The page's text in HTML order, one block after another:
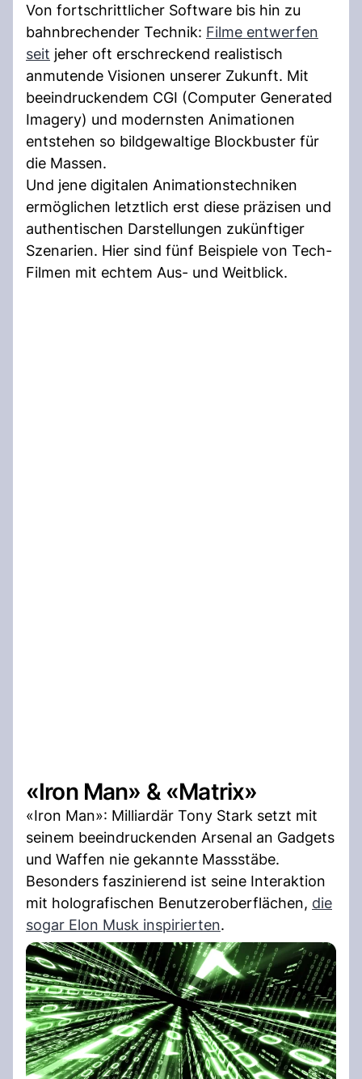
Von fortschrittlicher Software bis hin zu
bahnbrechender Technik: Filme entwerfen
seit jeher oft erschreckend realistisch
anmutende Visionen unserer Zukunft. Mit
beeindruckendem CGI (Computer Generated
Imagery) und modernsten Animationen
entstehen so bildgewaltige Blockbuster für
die Massen.
Und jene digitalen Animationstechniken
ermöglichen letztlich erst diese präzisen und
authentischen Darstellungen zukünftiger
Szenarien. Hier sind fünf Beispiele von Tech-
Filmen mit echtem Aus- und Weitblick.
«Iron Man» & «Matrix»
«Iron Man»: Milliardär Tony Stark setzt mit
seinem beeindruckenden Arsenal an Gadgets
und Waffen nie gekannte Massstäbe.
Besonders faszinierend ist seine Interaktion
mit holografischen Benutzeroberflächen, die
sogar Elon Musk inspirierten.